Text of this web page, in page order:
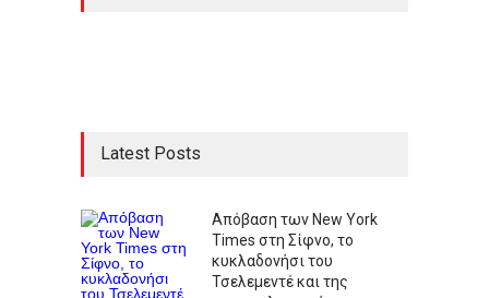
Latest Posts
Απόβαση των New York
Times στη Σίφνο, το
κυκλαδονήσι του
Τσελεμεντέ και της